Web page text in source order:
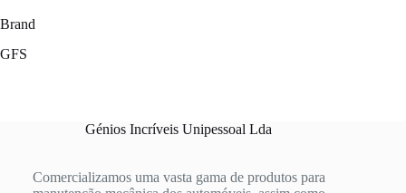
Brand
GFS
Génios Incríveis Unipessoal Lda
Comercializamos uma vasta gama de produtos para